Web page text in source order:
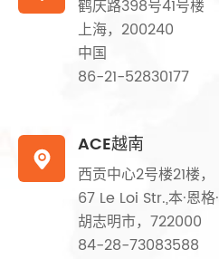
鹤庆路398号41号楼
上海，200240
中国
86-21-52830177

ACE越南
西贡中心2号楼21楼，
67 Le Loi Str.,本·恩格·
胡志明市，722000
84-28-73083588